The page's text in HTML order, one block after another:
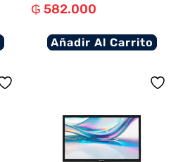
₲ 582.000
Añadir Al Carrito